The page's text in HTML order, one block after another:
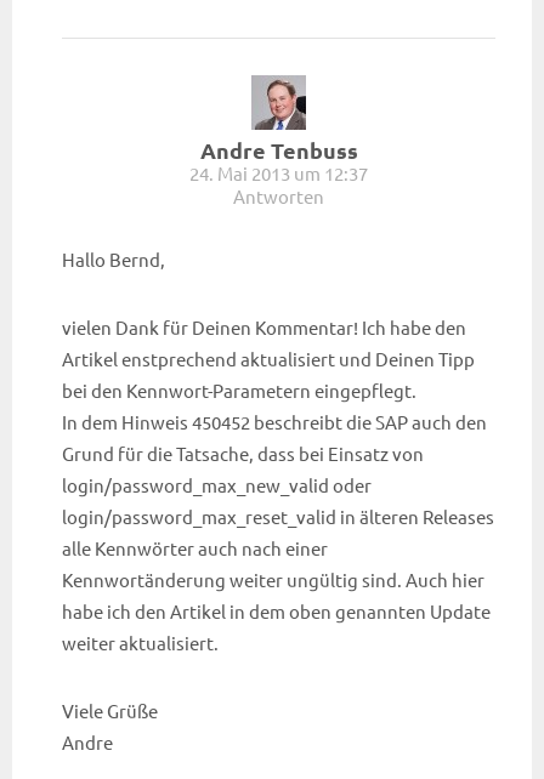
Andre Tenbuss
24. Mai 2013 um 12:37
Antworten
Hallo Bernd,
vielen Dank für Deinen Kommentar! Ich habe den
Artikel enstprechend aktualisiert und Deinen Tipp
bei den Kennwort-Parametern eingepflegt.
In dem Hinweis 450452 beschreibt die SAP auch den
Grund für die Tatsache, dass bei Einsatz von
login/password_max_new_valid oder
login/password_max_reset_valid in älteren Releases
alle Kennwörter auch nach einer
Kennwortänderung weiter ungültig sind. Auch hier
habe ich den Artikel in dem oben genannten Update
weiter aktualisiert.
Viele Grüße
Andre